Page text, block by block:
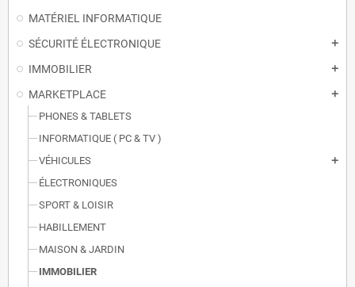
MATÉRIEL INFORMATIQUE
SÉCURITÉ ÉLECTRONIQUE
add
IMMOBILIER add
MARKETPLACE add
PHONES & TABLETS
INFORMATIQUE ( PC & TV )
VÉHICULES
add
ÉLECTRONIQUES
SPORT & LOISIR
HABILLEMENT
MAISON & JARDIN
IMMOBILIER